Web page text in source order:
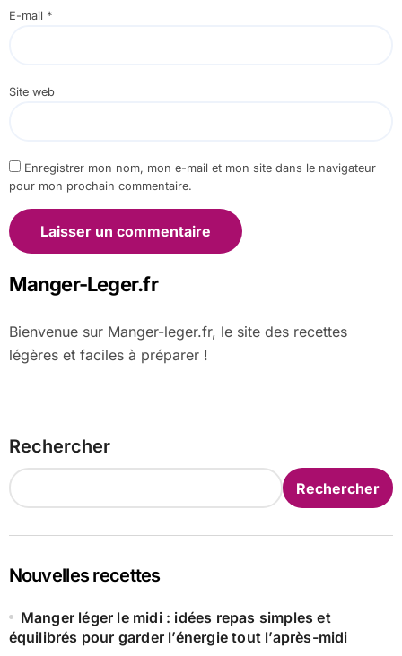
E-mail *
Site web
Enregistrer mon nom, mon e-mail et mon site dans le navigateur
pour mon prochain commentaire.
Manger-Leger.fr
Bienvenue sur Manger-leger.fr, le site des recettes
légères et faciles à préparer !
Rechercher
Rechercher
Nouvelles recettes
Manger léger le midi : idées repas simples et
équilibrés pour garder l’énergie tout l’après-midi